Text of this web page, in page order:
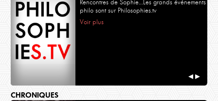
Rencontres de Sophie...Les grands événements
philo sont sur Philosophies.tv
Voir plus
◀ ▶
CHRONIQUES